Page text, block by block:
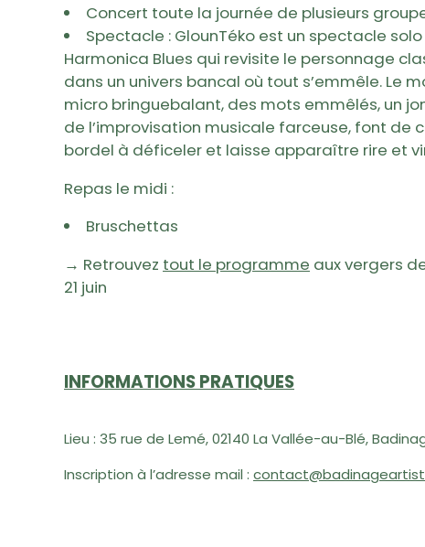
Concert toute la journée de plusieurs
Spectacle : GlounTéko est un spectacle
Harmonica Blues qui revisite le personnage
dans un univers bancal où tout s’emmêle. Le
micro bringuebalant, des mots emmêlés, un
de l’improvisation musicale farceuse, font de
bordel à déficeler et laisse apparaître rire et
Repas le midi :
Bruschettas
→ Retrouvez tout le programme aux vergers
21 juin
INFORMATIONS PRATIQUES
Lieu : 35 rue de Lemé, 02140 La Vallée-au-Blé,
Inscription à l’adresse mail :